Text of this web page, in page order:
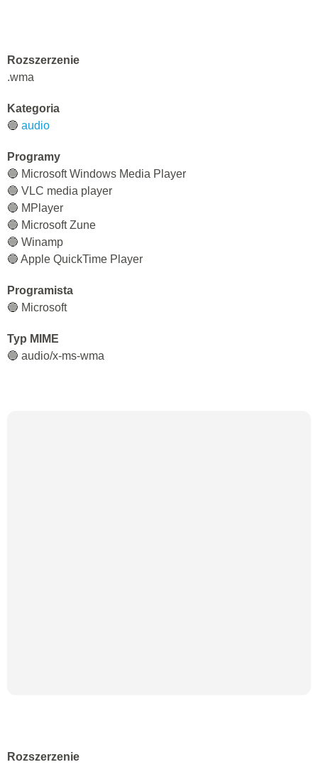
Rozszerzenie
.wma
Kategoria
🔵 audio
Programy
🔵 Microsoft Windows Media Player
🔵 VLC media player
🔵 MPlayer
🔵 Microsoft Zune
🔵 Winamp
🔵 Apple QuickTime Player
Programista
🔵 Microsoft
Typ MIME
🔵 audio/x-ms-wma
Rozszerzenie